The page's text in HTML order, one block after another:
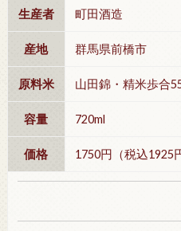
生産者 町田酒造
産地 群馬県前橋市
原料米 山田錦・精米歩合
容量 720ml
価格 1750円（税込1925